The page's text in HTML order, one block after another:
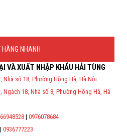
NHANH
và nghị định 70/2025/NĐ-CP về việc
hàng và cung cấp dịch vụ cho
đầy đủ thông tin: họ tên, địa chỉ, mã
VÀ XUẤT NHẬP KHẨU HẢI TÙNG
số 18, Phường Hồng Hà, Hà Nội
18, Nhà số 8, Phường Hồng Hà, Hà
| 0976078684
0936777223
Tin tức
Hỗ trợ
Liên hệ